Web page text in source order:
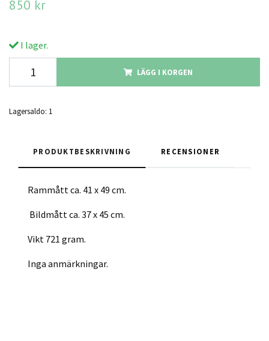
850 kr
I lager.
LÄGG I KORGEN
Lagersaldo: 1
PRODUKTBESKRIVNING RECENSIONER
Rammått ca. 41 x 49 cm.
Bildmått ca. 37 x 45 cm.
Vikt 721 gram.
Inga anmärkningar.